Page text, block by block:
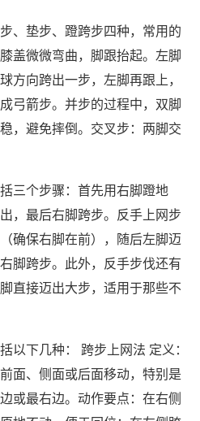
、垫步、蹬跨步四种，常用的
盖微微弯曲，脚跟抬起。左脚
方向跨出一步，左脚再跟上，
弓箭步。并步的过程中，双脚
，避免摔倒。交叉步：两脚交
三个步骤：首先用右脚蹬地
，最后右脚跨步。反手上网步
确保右脚在前），随后左脚迈
脚跨步。此外，反手步伐还有
直接迈出大步，适用于那些不
以下几种： 跨步上网法 定义：
面、侧面或后面移动，特别是
或最右边。动作要点：在右侧